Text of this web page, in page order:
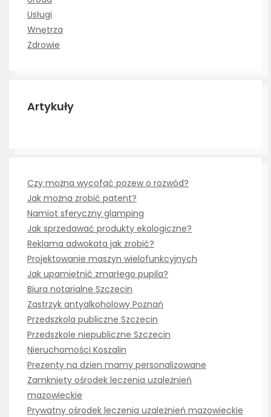
Usługi
Wnętrza
Zdrowie
Artykuły
Czy można wycofać pozew o rozwód?
Jak można zrobić patent?
Namiot sferyczny glamping
Jak sprzedawać produkty ekologiczne?
Reklama adwokata jak zrobić?
Projektowanie maszyn wielofunkcyjnych
Jak upamiętnić zmarłego pupila?
Biura notarialne Szczecin
Zastrzyk antyalkoholowy Poznań
Przedszkola publiczne Szczecin
Przedszkole niepubliczne Szczecin
Nieruchomości Koszalin
Prezenty na dzien mamy personalizowane
Zamknięty ośrodek leczenia uzależnień
mazowieckie
Prywatny ośrodek leczenia uzależnień mazowieckie